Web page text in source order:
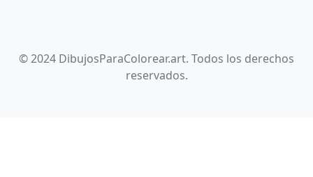
© 2024 DibujosParaColorear.art. Todos los derechos
reservados.